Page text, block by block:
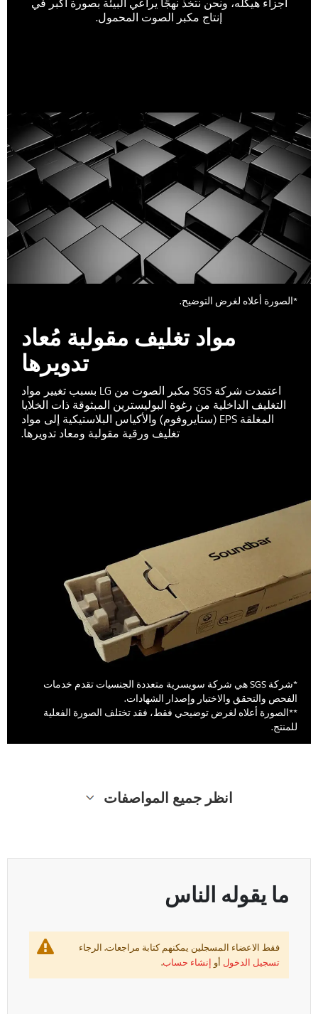
إنتاج مكبر الصوت المحمول.
*الصورة أعلاه لغرض التوضيح.
مواد تغليف مقولبة مُعاد
تدويرها
اعتمدت شركة SGS مكبر الصوت من LG بسبب تغيير مواد
التغليف الداخلية من رغوة البوليسترين المبثوقة ذات الخلايا
المغلقة EPS (ستايروفوم) والأكياس البلاستيكية إلى مواد
تغليف ورقية مقولبة ومعاد تدويرها.
*شركة SGS هي شركة سويسرية متعددة الجنسيات تقدم خدمات
الفحص والتحقق والاختبار وإصدار الشهادات.
**الصورة أعلاه لغرض توضيحي فقط، فقد تختلف الصورة الفعلية
للمنتج.
انظر جميع المواصفات
ما يقوله الناس
فقط الاعضاء المسجلين يمكنهم كتابة مراجعات. الرجاء
تسجيل الدخول أو إنشاء حساب.